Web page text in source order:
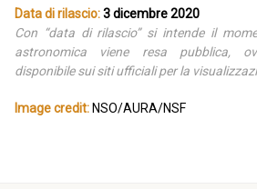
Data di rilascio:3 dicembre 2020
Con “data di rilascio” si intende il
astronomica viene resa pubblica,
disponibile sui siti ufficiali per la
Image credit: NSO/AURA/NSF